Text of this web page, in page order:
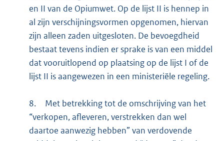
en II van de Opiumwet. Op de lijst II is hennep in
al zijn verschijningsvormen opgenomen, hiervan
zijn alleen zaden uitgesloten. De bevoegdheid
bestaat tevens indien er sprake is van een middel
dat vooruitlopend op plaatsing op de lijst I of de
lijst II is aangewezen in een ministeriële regeling.
8.
Met betrekking tot de omschrijving van het
“verkopen, afleveren, verstrekken dan wel
daartoe aanwezig hebben” van verdovende